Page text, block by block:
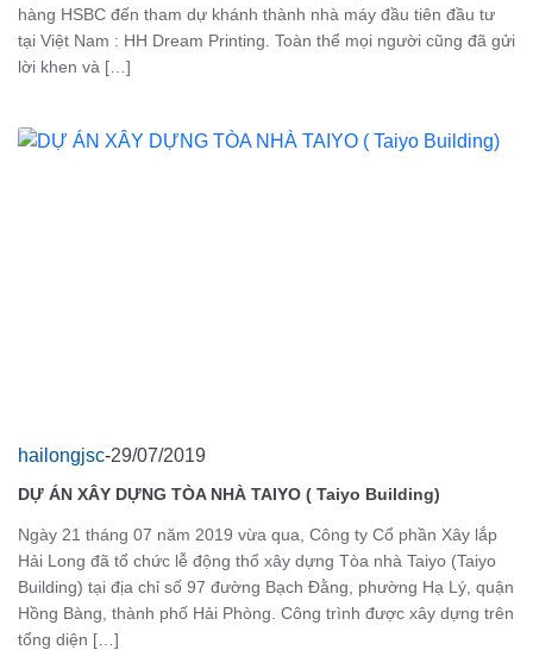
hàng HSBC đến tham dự khánh thành nhà máy đầu tiên đầu tư
tại Việt Nam : HH Dream Printing. Toàn thể mọi người cũng đã gửi
lời khen và […]
hailongjsc-29/07/2019
DỰ ÁN XÂY DỰNG TÒA NHÀ TAIYO ( Taiyo Building)
Ngày 21 tháng 07 năm 2019 vừa qua, Công ty Cổ phần Xây lắp
Hải Long đã tổ chức lễ động thổ xây dựng Tòa nhà Taiyo (Taiyo
Building) tại địa chỉ số 97 đường Bạch Đằng, phường Hạ Lý, quận
Hồng Bàng, thành phố Hải Phòng. Công trình được xây dựng trên
tổng diện […]